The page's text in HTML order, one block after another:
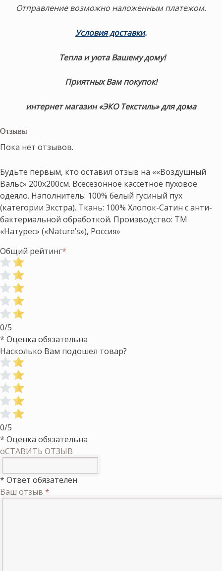
Отправление возможно наложенным платежом.
Условия доставки.
Тепла и уюта Вашему дому!
Приятных Вам покупок!
интернет магазин «ЭКО Текстиль» для дома
Отзывы
Пока нет отзывов.
Будьте первым, кто оставил отзыв на ««Воздушный
Вальс» 200х200см. Всесезонное кассетное пуховое
одеяло. Наполнитель: 100% белый гусиный пух
(категории Экстра). Ткань: 100% Хлопок-Сатин с анти-
бактериальной обработкой. Производство: ТМ
«Натурес» («Nature’s»), Россия»
Общий рейтинг*
0/5
* Оценка обязательна
Насколько Вам подошел товар?
0/5
* Оценка обязательна
оСТАВИТЬ ОТЗЫВ
* Ответ обязателен
Ваш отзыв *